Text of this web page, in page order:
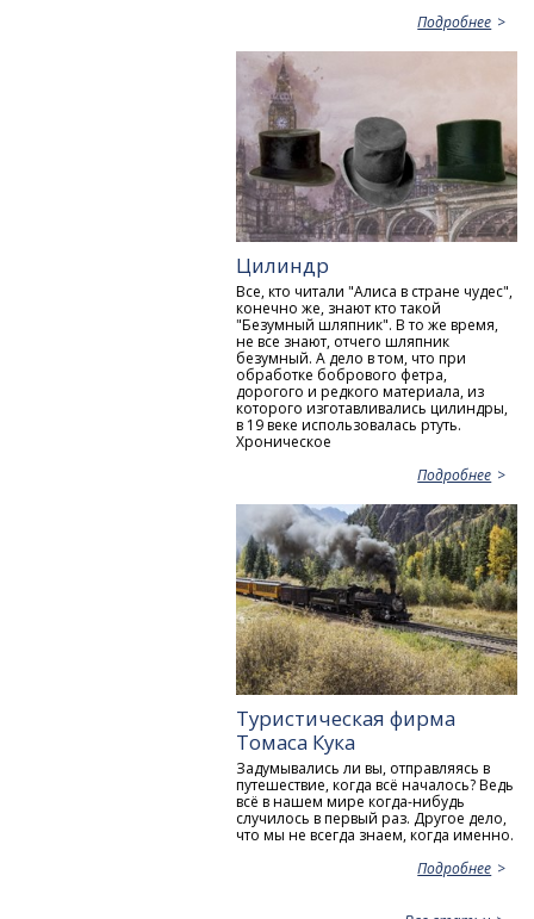
Подробнее
Цилиндр
Все, кто читали "Алиса в стране чудес",
конечно же, знают кто такой
"Безумный шляпник". В то же время,
не все знают, отчего шляпник
безумный. А дело в том, что при
обработке бобрового фетра,
дорогого и редкого материала, из
которого изготавливались цилиндры,
в 19 веке использовалась ртуть.
Хроническое
Подробнее
Туристическая фирма
Томаса Кука
Задумывались ли вы, отправляясь в
путешествие, когда всё началось? Ведь
всё в нашем мире когда-нибудь
случилось в первый раз. Другое дело,
что мы не всегда знаем, когда именно.
Подробнее